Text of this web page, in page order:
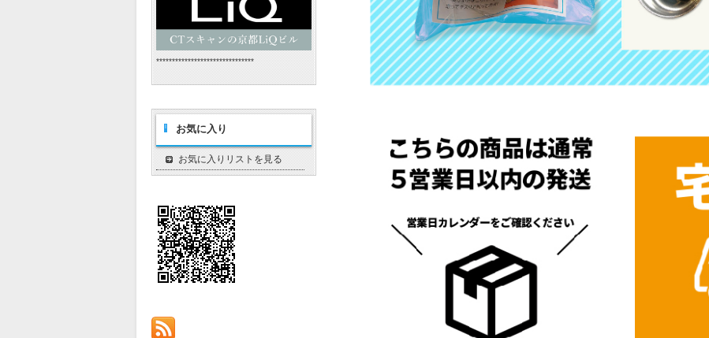
*******************************
お気に入り
お気に入りリストを見る